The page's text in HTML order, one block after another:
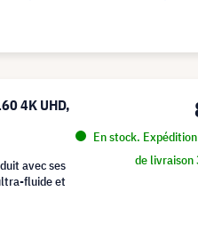
4K UHD,
En stock.
de livraison
avec ses
fluide et